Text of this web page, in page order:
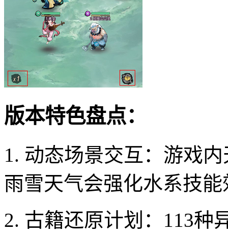
版本特色盘点：
1. 动态场景交互：游戏
雨雪天气会强化水系技能
2. 古籍还原计划：113种